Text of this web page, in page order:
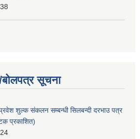
बोलपत्र सूचना
शुल्क संकलन सम्बन्धी सिलबन्दी दरभाउ पत्र
प्रकाशित)